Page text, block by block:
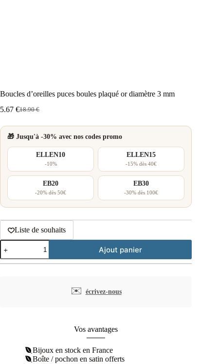
Boucles d’oreilles puces boules plaqué or diamètre 3 mm
18.90€
Le
était :
18.90 €.
5.67 €Le
est :
5.67 €.
🎁 Jusqu'à -30% avec nos codes promo
ELLEN10
-10%
ELLEN15
-15% dès 40€
EB20
-20% dès 50€
EB30
-30% dès 100€
Liste de souhaits
quantité
de
Boucles
Ajout panier
✉️ écrivez-nous
Vos avantages
Bijoux en stock en France
Boîte / pochon en satin offerts